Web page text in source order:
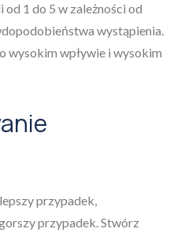
1 do 5 w zależności od
wystąpienia.
wysokim wpływie i wysokim
przypadek,
przypadek. Stwórz